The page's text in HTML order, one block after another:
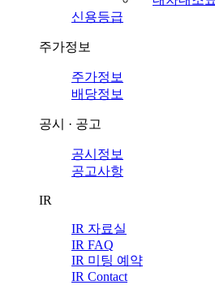
신용등급
주가정보
주가정보
배당정보
공시 · 공고
공시정보
공고사항
IR
IR 자료실
IR FAQ
IR 미팅 예약
IR Contact